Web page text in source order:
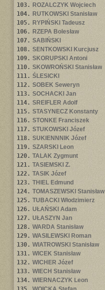
103. ROZALCZYK Wojciech
104. RUTKOWSKI Stanisław
105. RYPIŃSKI Tadeusz
106. RZEPA Bolesław
107. SABIŃSKI
108. SENTKOWSKI Kurcjusz
109. SKORUPSKI Antoni
110. SKOWROŃSKI Stanisław
111. ŚLESICKI
112. SOBEK Seweryn
113. SOCHACKI Jan
114. SREIFLER Adolf
115. STASYNECZ Konstanty
116. STONKE Franciszek
117. STUKOWSKI Józef
118. SUKIENNNIK Józef
119. SZARSKI Leon
120. TALAK Zygmunt
121. TASIEMSKI Z.
122. TASIK Józef
123. THIEL Edmund
124. TOMASZEWSKI Stanisław
125. TUBACKI Włodzimierz
126. UŁAŃSKI Adam
127. UŁASZYN Jan
128. WARDA Stanisław
129. WASILEWSKI Roman
130. WIATROWSKI Stanisław
131. WICEK Stanisław
132. WICHER Józef
133. WIECH Stanisław
134. WIERNACZYK Leon